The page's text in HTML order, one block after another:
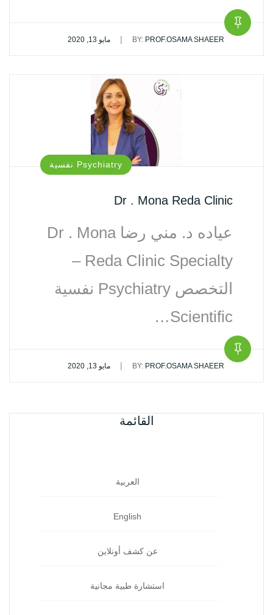
BY: PROF.OSAMA SHAEER
| مايو 13, 2020
Psychiatry نفسية‏
Dr . Mona Reda Clinic
عياده د. مني رضا Dr . Mona
Reda Clinic Specialty –
التخصص Psychiatry نفسية‏
Scientific…
BY: PROF.OSAMA SHAEER
| مايو 13, 2020
القائمة
العربية
English
عن كشف أونلاين
استشارة طبية مجانية